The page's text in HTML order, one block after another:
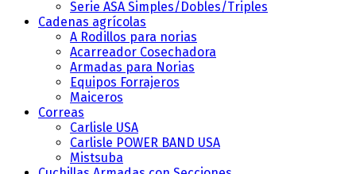
Serie ASA Simples/Dobles/Triples
Cadenas agrícolas
A Rodillos para norias
Acarreador Cosechadora
Armadas para Norias
Equipos Forrajeros
Maiceros
Correas
Carlisle USA
Carlisle POWER BAND USA
Mistsuba